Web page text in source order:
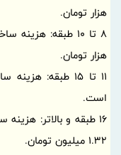
هزار تومان.
هزار تومان.
است.
1.32 میلیون تومان.